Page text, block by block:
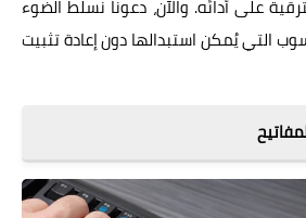
على أدائه. والآن، دعونا نسلط الضوء
التي يُمكن استبدالها دون إعادة تثبيت